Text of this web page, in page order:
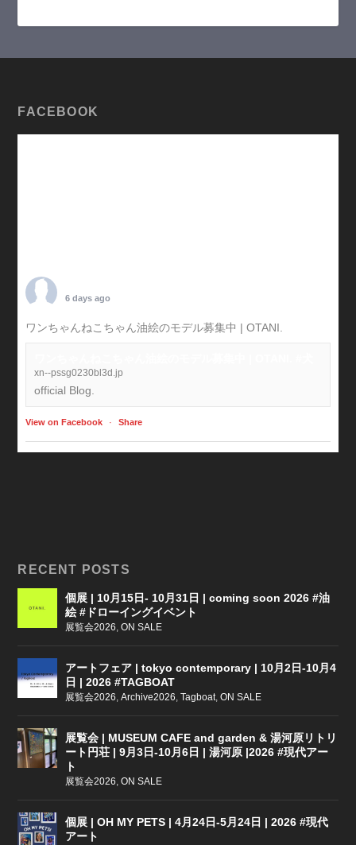
FACEBOOK
6 days ago
ワンちゃんねこちゃん油絵のモデル募集中 | OTANI.
xn--pssg0230bl3d.jp
official Blog.
View on Facebook · Share
RECENT POSTS
個展 | 10月15日- 10月31日 | coming soon 2026 #油
絵 #ドローイングイベント
展覧会2026,ON SALE
アートフェア | tokyo contemporary | 10月2日-10月4
日 | 2026 #TAGBOAT
展覧会2026,Archive2026,Tagboat,ON SALE
展覧会 | MUSEUM CAFE and garden & 湯河原リトリ
ート円荘 | 9月3日-10月6日 | 湯河原 |2026 #現代アー
ト
展覧会2026,ON SALE
個展 | OH MY PETS | 4月24日-5月24日 | 2026 #現代
アート